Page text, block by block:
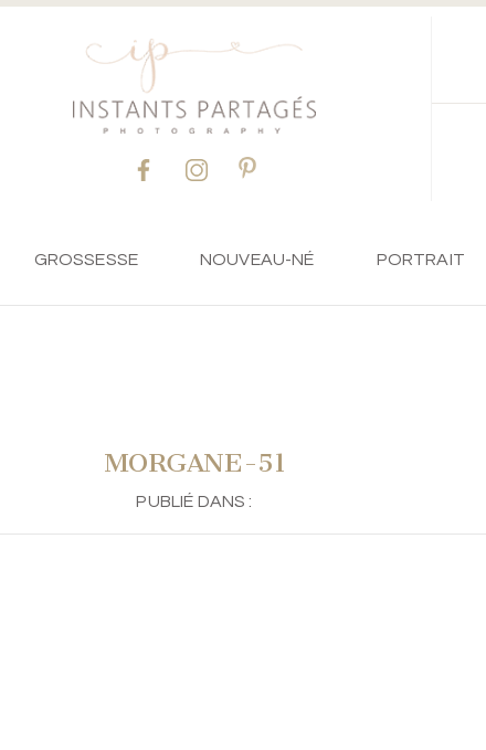
GROSSESSE NOUVEAU-NÉ PORTRAIT
MORGANE-51
PUBLIÉ DANS :